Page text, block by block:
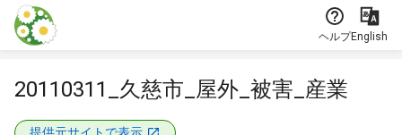
本文に飛ぶ
ヘルプEnglish
20110311_久慈市_屋外_被害_産業